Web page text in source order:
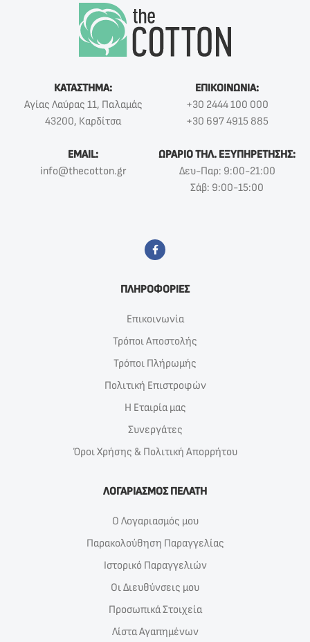
ΚΑΤΑΣΤΗΜΑ:
Αγίας Λαύρας 11, Παλαμάς
43200, Καρδίτσα
ΕΠΙΚΟΙΝΩΝΙΑ:
+30 2444 100 000
+30 697 4915 885
EMAIL:
info@thecotton.gr
ΩΡΑΡΙΟ ΤΗΛ. ΕΞΥΠΗΡΕΤΗΣΗΣ:
Δευ-Παρ: 9:00-21:00
Σάβ: 9:00-15:00
ΠΛΗΡΟΦΟΡΙΕΣ
Επικοινωνία
Τρόποι Αποστολής
Τρόποι Πλήρωμής
Πολιτική Επιστροφών
Η Εταιρία μας
Συνεργάτες
Όροι Χρήσης & Πολιτική Απορρήτου
ΛΟΓΑΡΙΑΣΜΟΣ ΠΕΛΑΤΗ
Ο Λογαριασμός μου
Παρακολούθηση Παραγγελίας
Ιστορικό Παραγγελιών
Οι Διευθύνσεις μου
Προσωπικά Στοιχεία
Λίστα Αγαπημένων